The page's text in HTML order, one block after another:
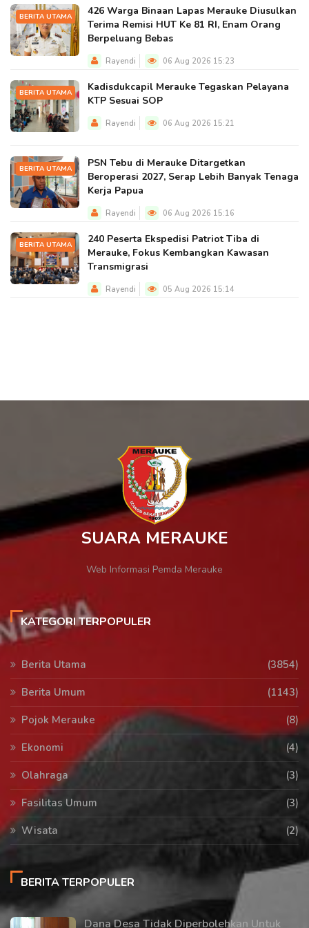
BERITA UTAMA
426 Warga Binaan Lapas Merauke Diusulkan
Terima Remisi HUT Ke 81 RI, Enam Orang
Berpeluang Bebas
Rayendi 06 Aug 2026 15:23
BERITA UTAMA
Kadisdukcapil Merauke Tegaskan Pelayana
KTP Sesuai SOP
Rayendi 06 Aug 2026 15:21
BERITA UTAMA
PSN Tebu di Merauke Ditargetkan
Beroperasi 2027, Serap Lebih Banyak Tenaga
Kerja Papua
Rayendi 06 Aug 2026 15:16
BERITA UTAMA
240 Peserta Ekspedisi Patriot Tiba di
Merauke, Fokus Kembangkan Kawasan
Transmigrasi
Rayendi 05 Aug 2026 15:14
SUARA MERAUKE
Web Informasi Pemda Merauke
KATEGORI TERPOPULER
Berita Utama
(3854)
Berita Umum
(1143)
Pojok Merauke
(8)
Ekonomi
(4)
Olahraga
(3)
Fasilitas Umum
(3)
Wisata
(2)
BERITA TERPOPULER
Dana Desa Tidak Diperbolehkan Untuk